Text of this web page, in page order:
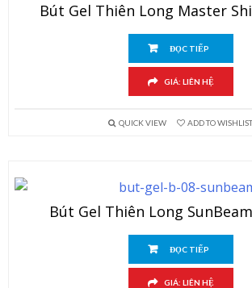
Bút Gel Thiên Long Master
ĐỌC TIẾP
GIÁ: LIÊN HỆ
QUICK VIEW ADD TO WISHLIST
Bút Gel Thiên Long
ĐỌC TIẾP
GIÁ: LIÊN HỆ